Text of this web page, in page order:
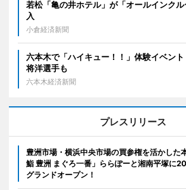
若松「亀の井ホテル」が「オールインク
入
小倉経済新聞
六本木で「ハイキュー！！」体験イベン
将洋選手も
六本木経済新聞
プレスリリース
豊洲市場・横浜中央市場の買参権を活かした
鮨 豊洲 まぐろ一番」ららぽーと湘南平塚に
グランドオープン！